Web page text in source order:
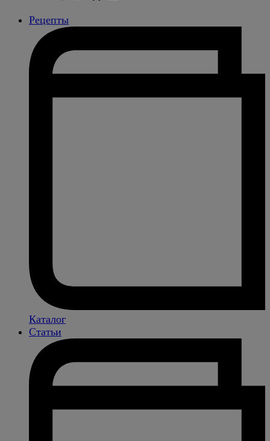
Рецепты
Каталог
Статьи